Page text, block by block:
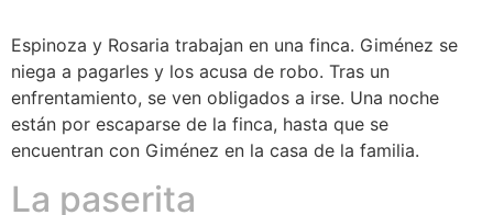
Espinoza y Rosaria trabajan en una finca. Giménez se
niega a pagarles y los acusa de robo. Tras un
enfrentamiento, se ven obligados a irse. Una noche
están por escaparse de la finca, hasta que se
encuentran con Giménez en la casa de la familia.
La paserita